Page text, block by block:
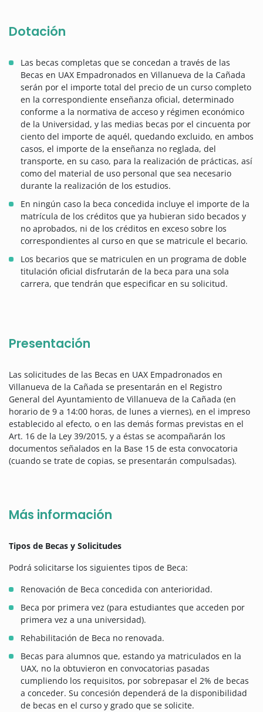
Dotación
Las becas completas que se concedan a través de las
Becas en UAX Empadronados en Villanueva de la Cañada
serán por el importe total del precio de un curso completo
en la correspondiente enseñanza oficial, determinado
conforme a la normativa de acceso y régimen económico
de la Universidad, y las medias becas por el cincuenta por
ciento del importe de aquél, quedando excluido, en ambos
casos, el importe de la enseñanza no reglada, del
transporte, en su caso, para la realización de prácticas, así
como del material de uso personal que sea necesario
durante la realización de los estudios.
En ningún caso la beca concedida incluye el importe de la
matrícula de los créditos que ya hubieran sido becados y
no aprobados, ni de los créditos en exceso sobre los
correspondientes al curso en que se matricule el becario.
Los becarios que se matriculen en un programa de doble
titulación oficial disfrutarán de la beca para una sola
carrera, que tendrán que especificar en su solicitud.
Presentación
Las solicitudes de las Becas en UAX Empadronados en
Villanueva de la Cañada se presentarán en el Registro
General del Ayuntamiento de Villanueva de la Cañada (en
horario de 9 a 14:00 horas, de lunes a viernes), en el impreso
establecido al efecto, o en las demás formas previstas en el
Art. 16 de la Ley 39/2015, y a éstas se acompañarán los
documentos señalados en la Base 15 de esta convocatoria
(cuando se trate de copias, se presentarán compulsadas).
Más información
Tipos de Becas y Solicitudes
Podrá solicitarse los siguientes tipos de Beca:
Renovación de Beca concedida con anterioridad.
Beca por primera vez (para estudiantes que acceden por
primera vez a una universidad).
Rehabilitación de Beca no renovada.
Becas para alumnos que, estando ya matriculados en la
UAX, no la obtuvieron en convocatorias pasadas
cumpliendo los requisitos, por sobrepasar el 2% de becas
a conceder. Su concesión dependerá de la disponibilidad
de becas en el curso y grado que se solicite.